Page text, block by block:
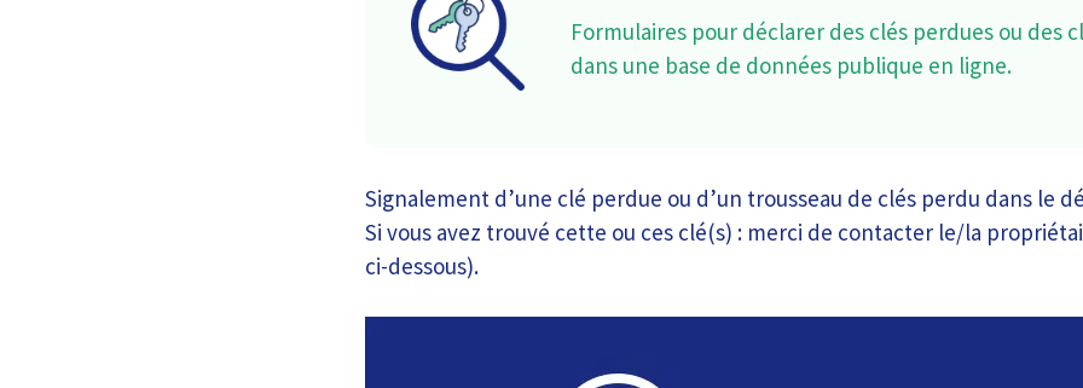
Formulaires pour déclarer des clés perdues ou des
dans une base de données publique en ligne.
Signalement d’une clé perdue ou d’un trousseau de clés perdu dans le
Si vous avez trouvé cette ou ces clé(s) : merci de contacter le/la
ci-dessous).